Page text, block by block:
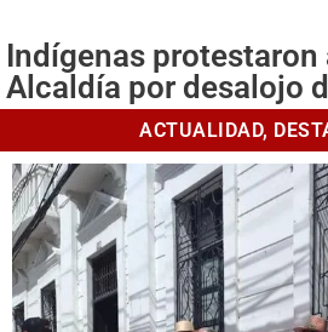
Indígenas protestaron
Alcaldía por desalojo
ACTUALIDAD,